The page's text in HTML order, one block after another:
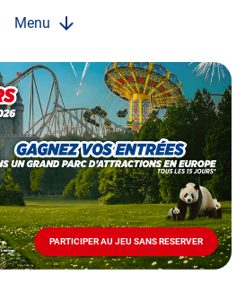
Menu
PARTICIPER AU JEU SANS RESERVER
PARTICIPER
AU
JEU